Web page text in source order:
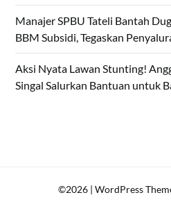
Manajer SPBU Tateli Bantah
BBM Subsidi, Tegaskan
Aksi Nyata Lawan Stunting!
Singal Salurkan Bantuan untuk
©2026 | WordPress